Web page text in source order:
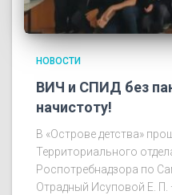
НОВОСТИ
ВИЧ и СПИД без
начистоту!
В «Острове детства»
Территориального
Роспотребнадзора по
Отрадный Исуповой Е. П.